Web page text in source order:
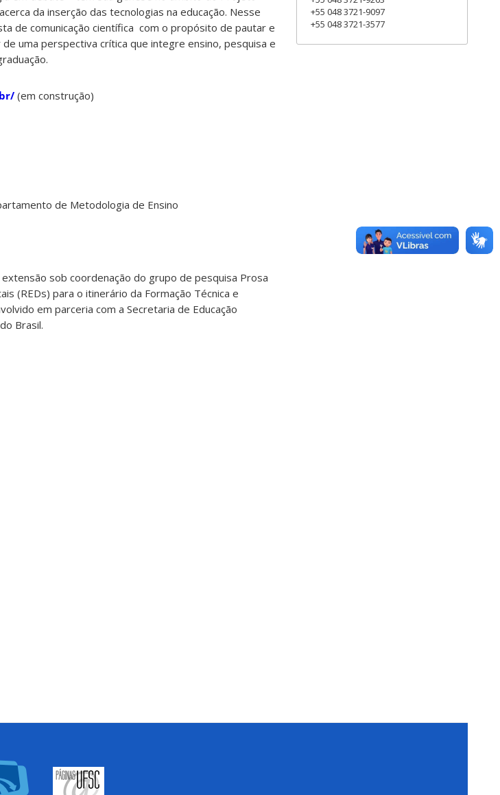
da inserção das tecnologias na educação. Nesse
de comunicação científica com o propósito de pautar e
uma perspectiva crítica que integre ensino, pesquisa e
(em construção)
de Metodologia de Ensino
sob coordenação do grupo de pesquisa Prosa
(REDs) para o itinerário da Formação Técnica e
em parceria com a Secretaria de Educação
Brasil.
+55 048 3721-9097
+55 048 3721-3577